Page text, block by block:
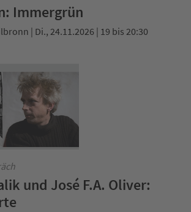
Immergrün
| Di., 24.11.2026 | 19 bis 20:30
und José F.A. Oliver: